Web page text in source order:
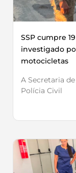
SSP cumpre
investigado
motocicletas
A Secretaria
Polícia Civil